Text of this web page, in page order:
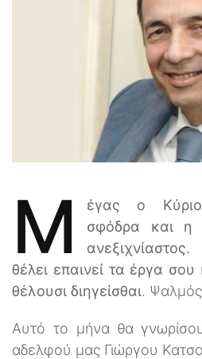
Μ
έγας ο
σφόδρα και η
θέλει επαινεί τα έργα
θέλουσι διηγείσθαι.
Αυτό το μήνα θα
αδελφού μας Γιώργου